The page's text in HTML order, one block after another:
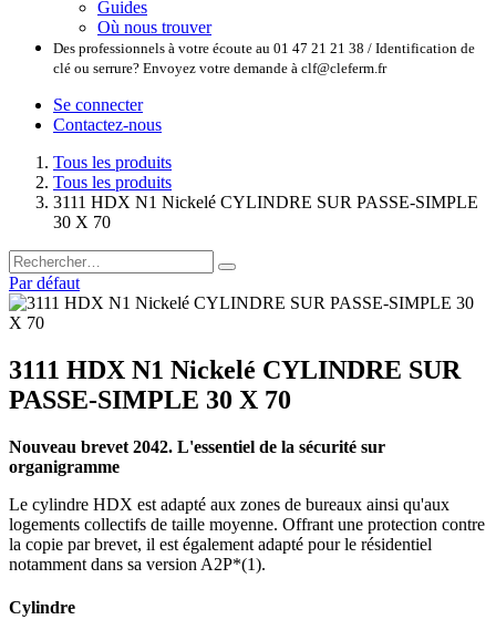
Guides
Où nous trouver
Des professionnels à votre écoute au 01 47 21 21 38 / Identification de
clé ou serrure? Envoyez votre demande à clf@cleferm.fr
Se connecter
Contactez-nous
Tous les produits
Tous les produits
3111 HDX N1 Nickelé CYLINDRE SUR PASSE-SIMPLE
30 X 70
Par défaut
3111 HDX N1 Nickelé CYLINDRE SUR
PASSE-SIMPLE 30 X 70
Nouveau brevet 2042. L'essentiel de la sécurité sur
organigramme
Le cylindre HDX est adapté aux zones de bureaux ainsi qu'aux
logements collectifs de taille moyenne. Offrant une protection contre
la copie par brevet, il est également adapté pour le résidentiel
notamment dans sa version A2P*(1).
Cylindre